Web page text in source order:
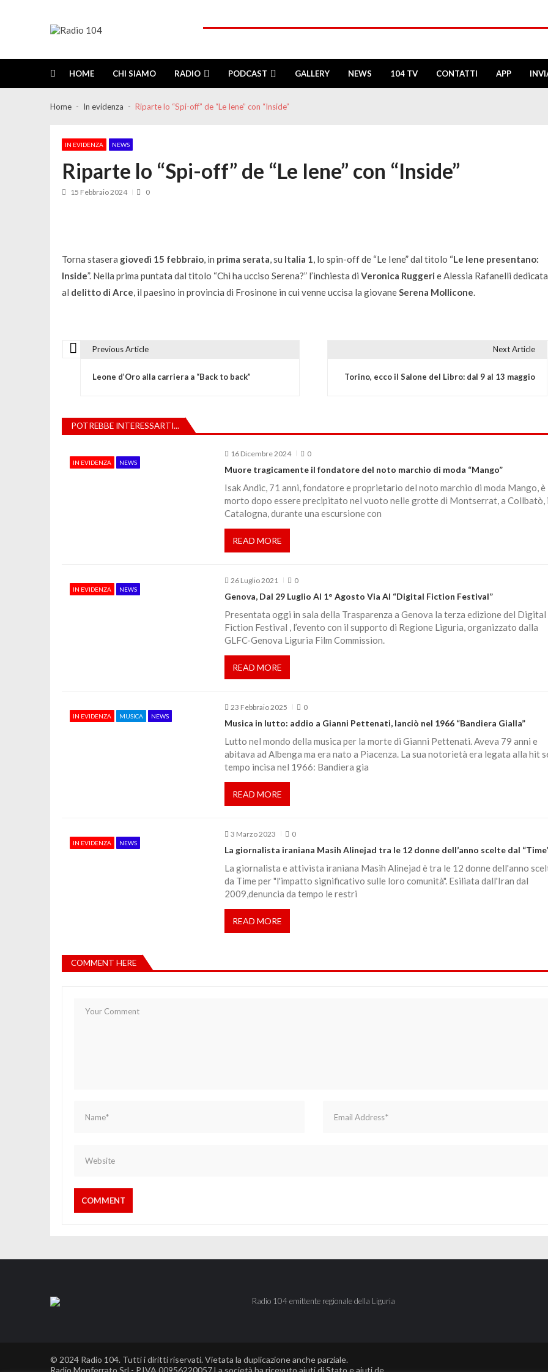
HOME CHI SIAMO RADIO PODCAST GALLERY NEWS 104 TV CONTATTI APP
Home In evidenza Riparte lo “Spi-off” de “Le Iene” con “Inside”
IN EVIDENZA NEWS
Riparte lo “Spi-off” de “Le Iene” con “Inside”
15 Febbraio 2024 0
Torna stasera giovedì 15 febbraio, in prima serata, su Italia 1, lo spin-off de “Le Iene” dal titolo “Le Iene presentano:
Inside”. Nella prima puntata dal titolo “Chi ha ucciso Serena?”l’inchiesta di Veronica Ruggeri e Alessia Rafanelli dedicata
al delitto di Arce, il paesino in provincia di Frosinone in cui venne uccisa la giovaneSerena Mollicone.
v
o
Previous Article
Leone d’Oro alla carriera a “Back to back”
Next Article
Torino, ecco il Salone del Libro: dal 9 al 13 maggio
POTREBBE INTERESSARTI...
IN EVIDENZA NEWS
16 Dicembre 2024 0
Muore tragicamente il fondatore del noto marchio di moda “Mango”
Isak Andic, 71 anni, fondatore e proprietario del noto marchio di moda Mango, è
morto dopo essere precipitato nel vuoto nelle grotte di Montserrat, a Collbatò,
Catalogna, durante una escursione con
READ MORE
IN EVIDENZA NEWS
26 Luglio 2021 0
Genova, Dal 29 Luglio Al 1° Agosto Via Al “Digital Fiction Festival”
Presentata oggi in sala della Trasparenza a Genova la terza edizione del Digital
Fiction Festival , l’evento con il supporto di Regione Liguria, organizzato dalla
GLFC-Genova Liguria Film Commission.
READ MORE
IN EVIDENZA MUSICA NEWS
23 Febbraio 2025 0
Musica in lutto: addio a Gianni Pettenati, lanciò nel 1966 “Bandiera Gialla”
Lutto nel mondo della musica per la morte di Gianni Pettenati. Aveva 79 anni e
abitava ad Albenga ma era nato a Piacenza. La sua notorietà era legata alla hit
tempo incisa nel 1966: Bandiera gia
READ MORE
IN EVIDENZA NEWS
3 Marzo 2023 0
La giornalista iraniana Masih Alinejad tra le 12 donne dell’anno scelte dal
La giornalista e attivista iraniana Masih Alinejad è tra le 12 donne dell'anno
da Time per "l'impatto significativo sulle loro comunità". Esiliata dall'Iran dal
2009,denuncia da tempo le restri
READ MORE
COMMENT HERE
Radio 104 emittente regionale della Liguria
© 2024 Radio 104. Tutti i diritti riservati. Vietata la duplicazione anche parziale.
Radio Monferrato Srl - P.IVA 00956220057 La società ha ricevuto aiuti di Stato e aiuti de